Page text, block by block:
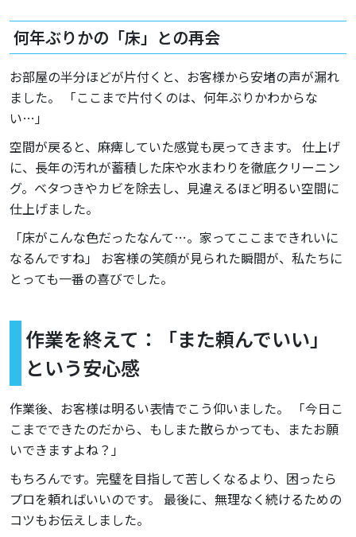
何年ぶりかの「床」との再会
お部屋の半分ほどが片付くと、お客様から安堵の声が漏れ
ました。 「ここまで片付くのは、何年ぶりかわからな
い…」
空間が戻ると、麻痺していた感覚も戻ってきます。 仕上げ
に、長年の汚れが蓄積した床や水まわりを徹底クリーニン
グ。ベタつきやカビを除去し、見違えるほど明るい空間に
仕上げました。
「床がこんな色だったなんて…。家ってここまできれいに
なるんですね」 お客様の笑顔が見られた瞬間が、私たちに
とっても一番の喜びでした。
作業を終えて：「また頼んでいい」
という安心感
作業後、お客様は明るい表情でこう仰いました。 「今日こ
こまでできたのだから、もしまた散らかっても、またお願
いできますよね？」
もちろんです。完璧を目指して苦しくなるより、困ったら
プロを頼ればいいのです。 最後に、無理なく続けるための
コツもお伝えしました。